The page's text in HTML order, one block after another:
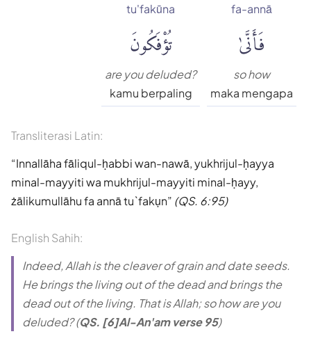
fa-annā
فَأَنَّىٰ
so how
maka mengapa
tu'fakūna
تُؤْفَكُونَ
are you deluded?
kamu berpaling
Transliterasi Latin:
Innallāha fāliqul-ḥabbi wan-nawā, yukhrijul-ḥayya
minal-mayyiti wa mukhrijul-mayyiti minal-ḥayy,
żālikumullāhu fa annā tu`fakụn (QS. 6:95)
English Sahih:
Indeed, Allah is the cleaver of grain and date seeds.
He brings the living out of the dead and brings the
dead out of the living. That is Allah; so how are you
deluded? (QS. [6]Al-An'am verse 95)